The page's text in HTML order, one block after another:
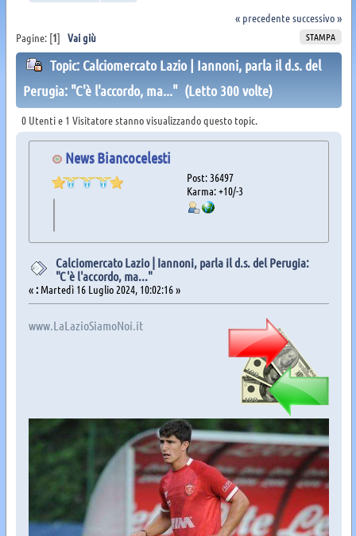
« precedentesuccessivo »
STAMPA
Pagine: [1] Vai giù
Topic: Calciomercato Lazio | Iannoni, parla il d.s. del
Perugia: "C'è l'accordo, ma..." (Letto 300 volte)
0 Utenti e 1 Visitatore stanno visualizzando questo topic.
News Biancocelesti
Post: 36497
Karma: +10/-3
Calciomercato Lazio | Iannoni, parla il d.s. del Perugia:
"C'è l'accordo, ma..."
«:Martedì 16 Luglio 2024, 10:02:16 »
www.LaLazioSiamoNoi.it